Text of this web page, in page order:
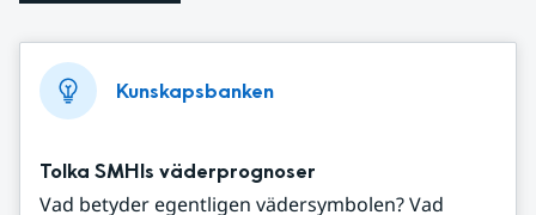
Kunskapsbanken
Tolka SMHIs väderprognoser
Vad betyder egentligen vädersymbolen? Vad